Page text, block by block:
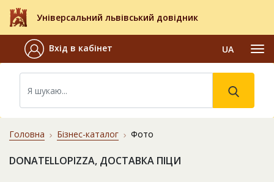
Універсальний львівський довідник
Вхід в кабінет UA
Головна Бізнес-каталог Фото
DONATELLOPIZZA, ДОСТАВКА ПІЦИ